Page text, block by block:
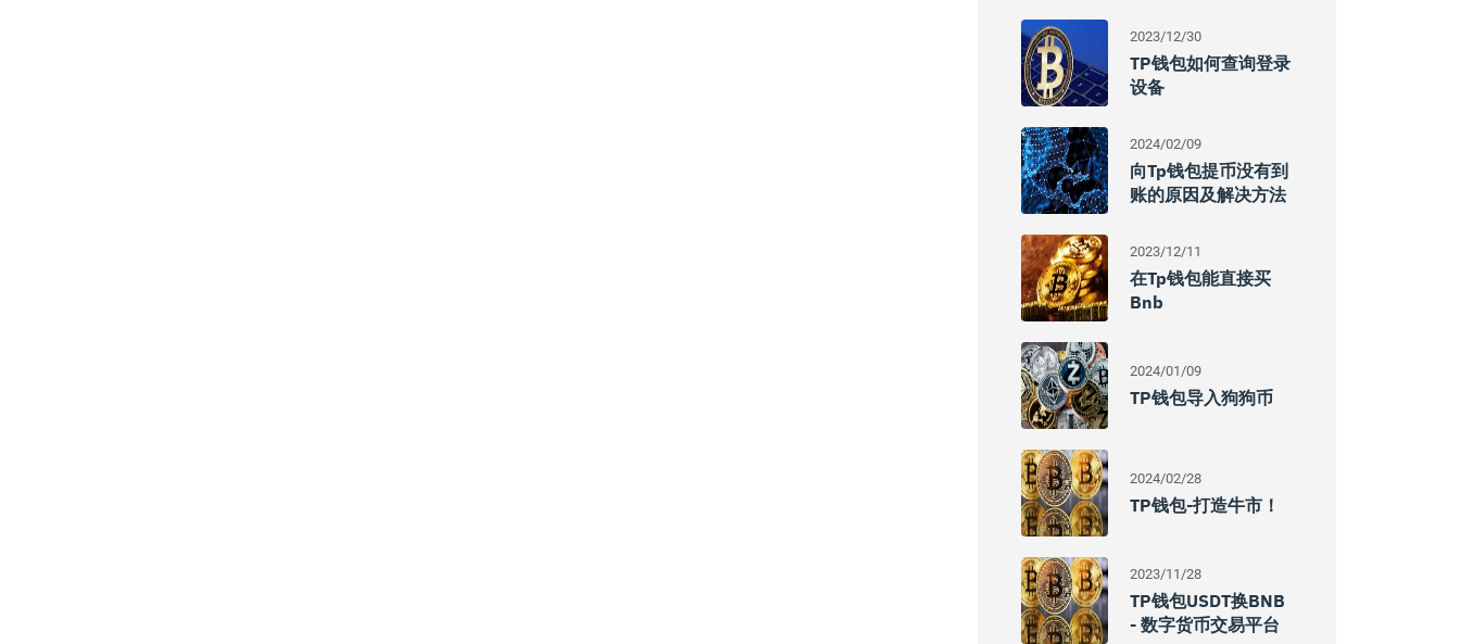
2023/12/30
TP钱包如何查询登录
设备
2024/02/09
向tp钱包提币没有到
账的原因及解决方法
2023/12/11
在tp钱包能直接买
Bnb
2024/01/09
TP钱包导入狗狗币
2024/02/28
TP钱包-打造牛市！
2023/11/28
TP钱包USDT换BNB
- 数字货币交易平台